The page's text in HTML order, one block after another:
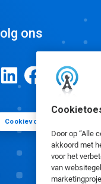
Door op “Alle
akkoord met
voor het
van
ons
Cookievoorkeuren